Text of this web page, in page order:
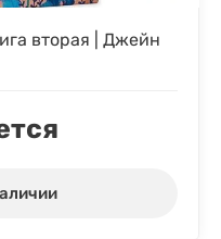
вторая | Джейн